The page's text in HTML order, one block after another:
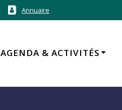
Annuaire
AGENDA & ACTIVITÉS